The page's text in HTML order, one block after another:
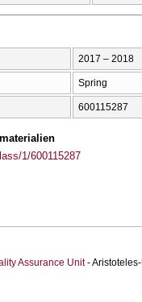
2017 – 2018
Spring
600115287
1/600115287
Assurance Unit-